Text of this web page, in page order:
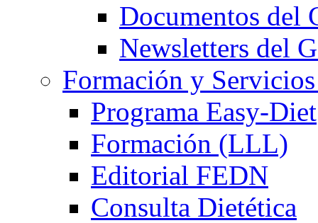
Documentos del
Newsletters del
Formación y
Programa Easy-Diet
Formación (LLL)
Editorial FEDN
Consulta Dietética